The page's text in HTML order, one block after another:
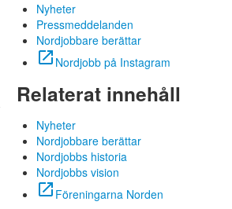
Nyheter
Pressmeddelanden
Nordjobbare berättar
open_in_new Nordjobb på Instagram
Relaterat innehåll
Nyheter
Nordjobbare berättar
Nordjobbs historia
Nordjobbs vision
open_in_new Föreningarna Norden